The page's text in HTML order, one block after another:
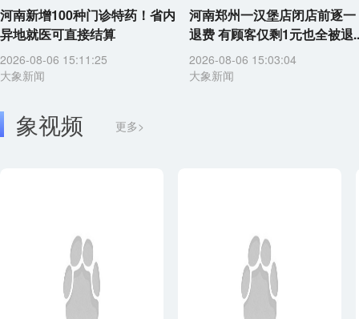
河南新增100种门诊特药！省内
异地就医可直接结算
2026-08-06 15:11:25
大象新闻
河南郑州一汉堡店闭店前逐一
退费 有顾客仅剩1元也全被退
2026-08-06 15:03:04
大象新闻
象视频 更多>